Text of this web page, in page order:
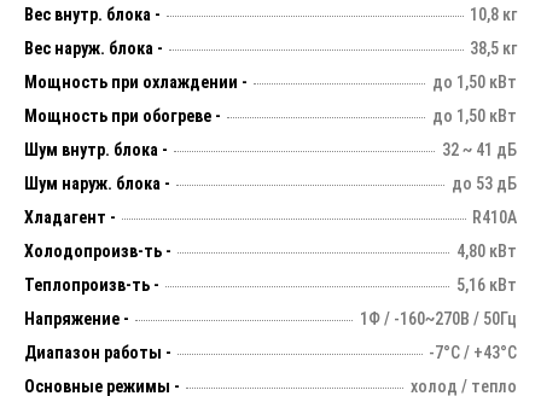
Вес внутр. блока -
10,8 кг
Вес наруж. блока -
38,5 кг
Мощность при охлаждении -
до 1,50 кВт
Мощность при обогреве -
до 1,50 кВт
Шум внутр. блока -
32 ~ 41 дБ
Шум наруж. блока -
до 53 дБ
Хладагент -
R410A
Холодопроизв-ть -
4,80 кВт
Теплопроизв-ть -
5,16 кВт
Напряжение -
1Ф / -160~270В / 50Гц
Диапазон работы -
-7°С / +43°С
Основные режимы -
холод / тепло